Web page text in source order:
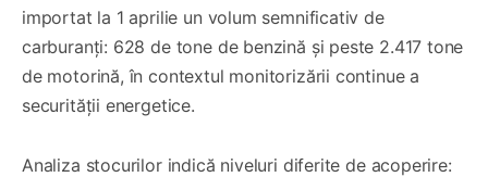
importat la 1 aprilie un volum semnificativ de
carburanți: 628 de tone de benzină și peste 2.417 tone
de motorină, în contextul monitorizării continue a
securității energetice.
Analiza stocurilor indică niveluri diferite de acoperire: